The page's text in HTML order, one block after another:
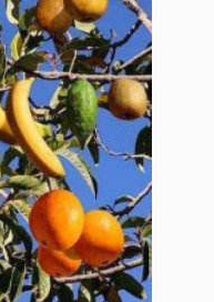
Responsable
de Recherche
Archéologique
Inrap